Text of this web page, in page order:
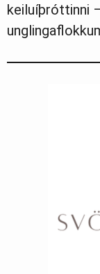
keiluíþróttinni